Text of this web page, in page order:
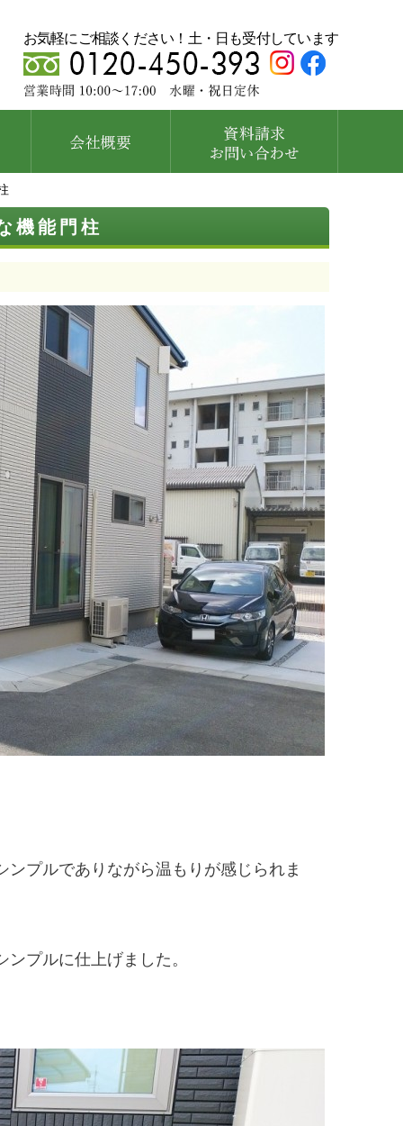
お気軽にご相談ください！土・日も受付しています
機能門柱
プルでありながら温もりが感じられま
プルに仕上げました。